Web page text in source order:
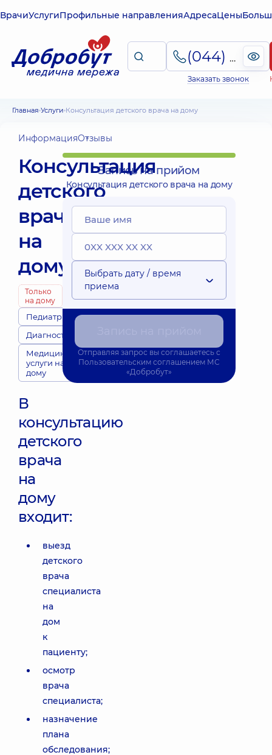
ВрачиУслугиПрофильные направленияАдресаЦены
(044) 495-2-888
Заказать звонок
Главная Услуги Консультация детского врача на дому
ИнформацияОтзывы
Консультация
детского
врача
на
дому
Только
на дому
Педиатры
Диагносты
Медицинские
услуги на
дому
В
консультацию
детского
врача
на
дому
входит:
выезд
детского
врача
специалиста
на
дом
к
пациенту;
осмотр
врача
специалиста;
назначение
плана
обследования;
Запись на прийом
Консультация детского врача на дому
Выбрать дату / время
приема
Отправляя запрос вы соглашаетесь с
Пользовательским соглашением МС
«Добробут»